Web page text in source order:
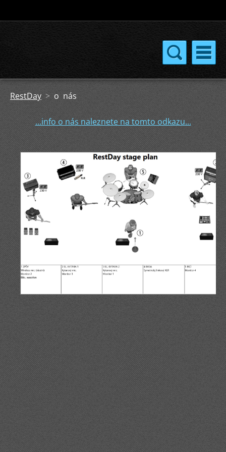
RestDay >o nás
...info o nás naleznete na tomto odkazu...